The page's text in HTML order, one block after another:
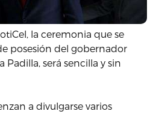
la ceremonia que se
posesión del gobernador
Padilla, será sencilla y sin
a divulgarse varios